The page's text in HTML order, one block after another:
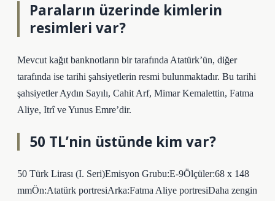
Paraların üzerinde kimlerin
resimleri var?
Mevcut kağıt banknotların bir tarafında Atatürk’ün, diğer
tarafında ise tarihi şahsiyetlerin resmi bulunmaktadır. Bu tarihi
şahsiyetler Aydın Sayılı, Cahit Arf, Mimar Kemalettin, Fatma
Aliye, Itrî ve Yunus Emre’dir.
50 TL’nin üstünde kim var?
50 Türk Lirası (I. Seri)Emisyon Grubu:E-9Ölçüler:68 x 148
mmÖn:Atatürk portresiArka:Fatma Aliye portresiDaha zengin